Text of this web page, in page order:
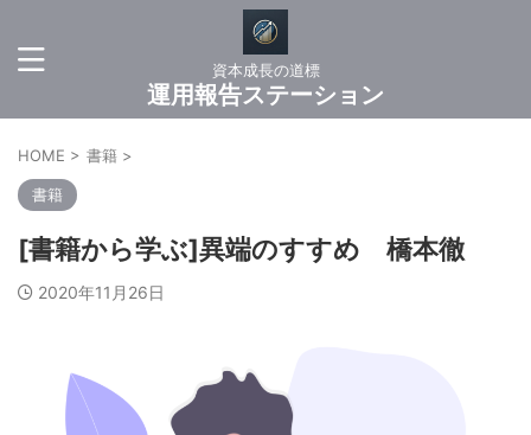
資本成長の道標
運用報告ステーション
HOME > 書籍 >
書籍
[書籍から学ぶ]異端のすすめ 橋本徹
2020年11月26日